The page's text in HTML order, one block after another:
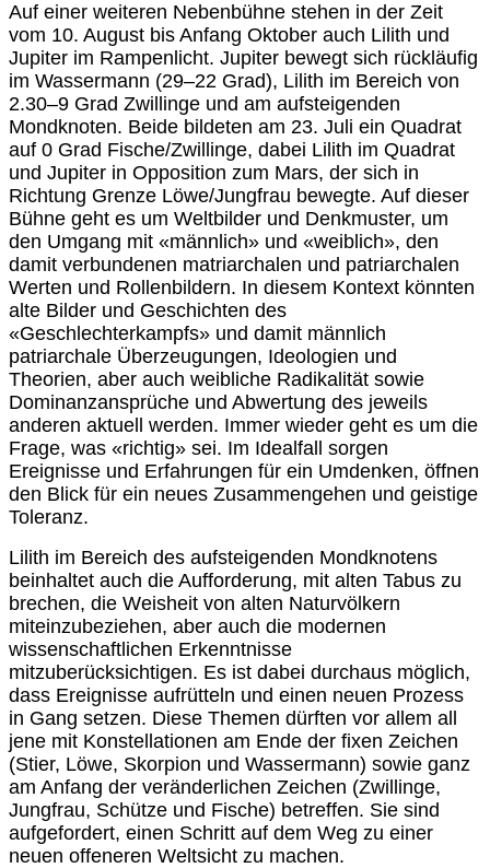
Auf einer weiteren Nebenbühne stehen in der Zeit
vom 10. August bis Anfang Oktober auch Lilith und
Jupiter im Rampenlicht. Jupiter bewegt sich rückläufig
im Wassermann (29–22 Grad), Lilith im Bereich von
2.30–9 Grad Zwillinge und am aufsteigenden
Mondknoten. Beide bildeten am 23. Juli ein Quadrat
auf 0 Grad Fische/Zwillinge, dabei Lilith im Quadrat
und Jupiter in Opposition zum Mars, der sich in
Richtung Grenze Löwe/Jungfrau bewegte. Auf dieser
Bühne geht es um Weltbilder und Denkmuster, um
den Umgang mit «männlich» und «weiblich», den
damit verbundenen matriarchalen und patriarchalen
Werten und Rollenbildern. In diesem Kontext könnten
alte Bilder und Geschichten des
«Geschlechterkampfs» und damit männlich
patriarchale Überzeugungen, Ideologien und
Theorien, aber auch weibliche Radikalität sowie
Dominanz­an­sprüche und Abwertung des jeweils
anderen aktuell werden. Immer wieder geht es um die
Frage, was «richtig» sei. Im Idealfall sorgen
Ereignisse und Erfahrungen für ein Umdenken, öffnen
den Blick für ein neues Zusammengehen und geistige
Toleranz.
Lilith im Bereich des aufsteigenden Mondknotens
beinhaltet auch die Aufforderung, mit alten Tabus zu
brechen, die Weisheit von alten Naturvölkern
miteinzubeziehen, aber auch die modernen
wissenschaftlichen Erkenntnisse
mitzuberücksichtigen. Es ist dabei durchaus möglich,
dass Ereignisse aufrütteln und einen neuen Prozess
in Gang setzen. Diese Themen dürften vor allem all
jene mit Konstellationen am Ende der fixen Zeichen
(Stier, Löwe, Skorpion und Wassermann) sowie ganz
am Anfang der veränderlichen Zeichen (Zwillinge,
Jungfrau, Schütze und Fische) betreffen. Sie sind
aufgefordert, einen Schritt auf dem Weg zu einer
neuen offeneren Weltsicht zu machen.